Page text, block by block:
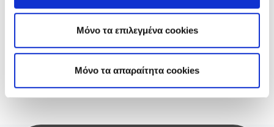
Μόνο τα επιλεγμένα cookies
Mόνο τα απαραίτητα cookies